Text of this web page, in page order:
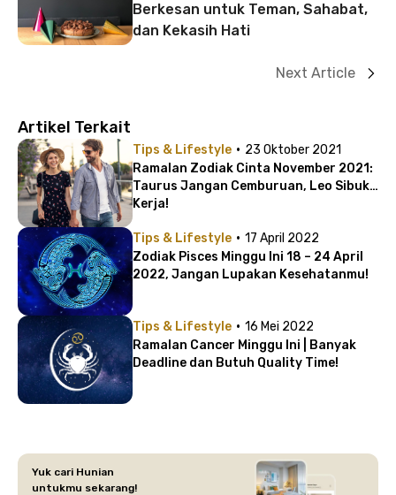
Berkesan untuk Teman, Sahabat,
dan Kekasih Hati
Next Article
Artikel Terkait
Tips & Lifestyle · 23 Oktober 2021
Ramalan Zodiak Cinta November 2021:
Taurus Jangan Cemburuan, Leo Sibuk
Kerja!
Tips & Lifestyle · 17 April 2022
Zodiak Pisces Minggu Ini 18 – 24 April
2022, Jangan Lupakan Kesehatanmu!
Tips & Lifestyle · 16 Mei 2022
Ramalan Cancer Minggu Ini | Banyak
Deadline dan Butuh Quality Time!
Yuk cari Hunian
untukmu sekarang!